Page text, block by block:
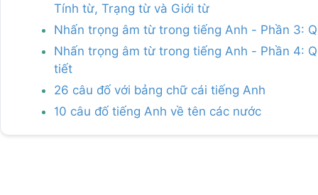
Tính từ, Trạng từ và Giới từ
Nhấn trọng âm từ trong tiếng Anh - Phần 3:
Nhấn trọng âm từ trong tiếng Anh - Phần 4:
tiết
26 câu đố với bảng chữ cái tiếng Anh
10 câu đố tiếng Anh về tên các nước